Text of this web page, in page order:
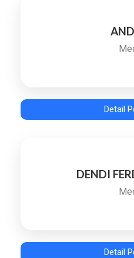
Detail
DENDI
Detail